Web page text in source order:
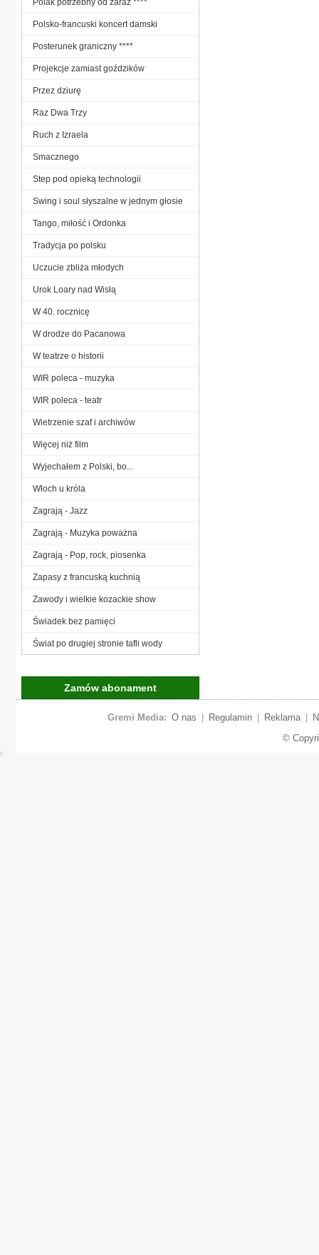
Polsko-francuski koncert damski
Posterunek graniczny ****
Projekcje zamiast goździków
Przez dziurę
Raz Dwa Trzy
Ruch z Izraela
Smacznego
Step pod opieką technologii
Swing i soul słyszalne w jednym głosie
Tango, miłość i Ordonka
Tradycja po polsku
Uczucie zbliża młodych
Urok Loary nad Wisłą
W 40. rocznicę
W drodze do Pacanowa
W teatrze o historii
WIR poleca - muzyka
WIR poleca - teatr
Wietrzenie szaf i archiwów
Więcej niż film
Wyjechałem z Polski, bo...
Włoch u króla
Zagrają - Jazz
Zagrają - Muzyka poważna
Zagrają - Pop, rock, piosenka
Zapasy z francuską kuchnią
Zawody i wielkie kozackie show
Świadek bez pamięci
Świat po drugiej stronie tafli wody
Zamów abonament
Gremi Media: O nas Regulamin Reklama
©